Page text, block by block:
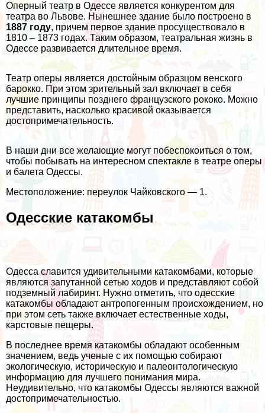
Оперный театр в Одессе является конкурентом для
театра во Львове. Нынешнее здание было построено в
1887 году, причем первое здание просуществовало в
1810 – 1873 годах. Таким образом, театральная жизнь в
Одессе развивается длительное время.
Театр оперы является достойным образцом венского
барокко. При этом зрительный зал включает в себя
лучшие принципы позднего французского рококо. Можно
представить, насколько красивой оказывается
достопримечательность.
В наши дни все желающие могут побеспокоиться о том,
чтобы побывать на интересном спектакле в театре оперы
и балета Одессы.
Местоположение: переулок Чайковского — 1.
Одесские катакомбы
Одесса славится удивительными катакомбами, которые
являются запутанной сетью ходов и представляют собой
подземный лабиринт. Нужно отметить, что одесские
катакомбы обладают антропогенным происхождением, но
при этом сеть также включает естественные ходы,
карстовые пещеры.
В последнее время катакомбы обладают особенным
значением, ведь ученые с их помощью собирают
экологическую, историческую и палеонтологическую
информацию для лучшего понимания мира.
Неудивительно, что катакомбы Одессы являются важной
достопримечательностью.